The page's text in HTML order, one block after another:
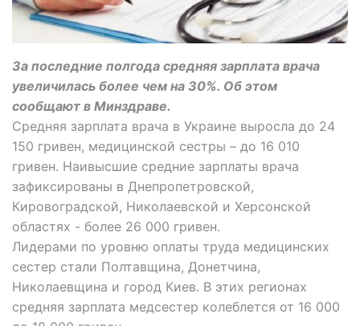
За последние полгода средняя зарплата врача
увеличилась более чем на 30%. Об этом
сообщают в Минздраве.
Средняя зарплата врача в Украине выросла до 24
150 гривен, медицинской сестры – до 16 010
гривен. Наивысшие средние зарплаты врача
зафиксированы в Днепропетровской,
Кировоградской, Николаевской и Херсонской
областях - более 26 000 гривен.
Лидерами по уровню оплаты труда медицинских
сестер стали Полтавщина, Донетчина,
Николаевщина и город Киев. В этих регионах
средняя зарплата медсестер колеблется от 16 000